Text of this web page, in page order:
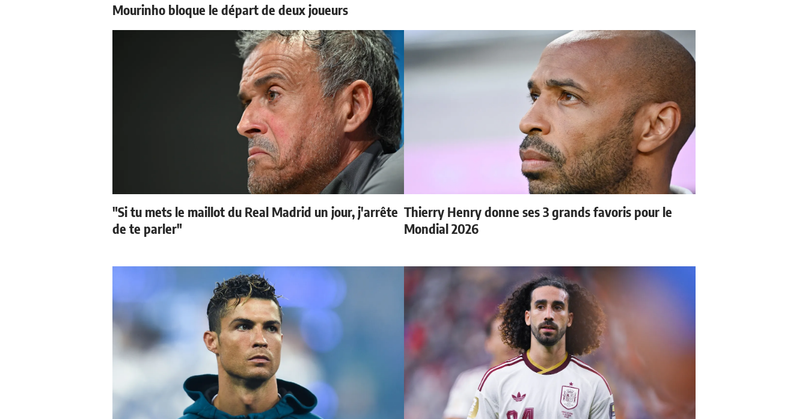
Mourinho bloque le départ de deux joueurs
"Si tu mets le maillot du Real Madrid un jour, j'arrête
de te parler"
Thierry Henry donne ses 3 grands favoris pour le
Mondial 2026